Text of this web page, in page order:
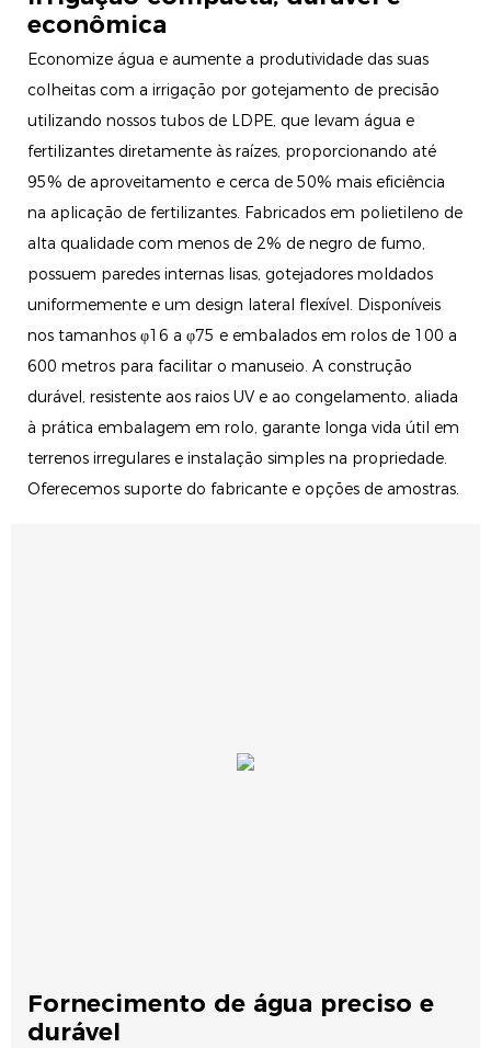
econômica
Economize água e aumente a produtividade das suas
colheitas com a irrigação por gotejamento de precisão
utilizando nossos tubos de LDPE, que levam água e
fertilizantes diretamente às raízes, proporcionando até
95% de aproveitamento e cerca de 50% mais eficiência
na aplicação de fertilizantes. Fabricados em polietileno de
alta qualidade com menos de 2% de negro de fumo,
possuem paredes internas lisas, gotejadores moldados
uniformemente e um design lateral flexível. Disponíveis
nos tamanhos φ16 a φ75 e embalados em rolos de 100 a
600 metros para facilitar o manuseio. A construção
durável, resistente aos raios UV e ao congelamento, aliada
à prática embalagem em rolo, garante longa vida útil em
terrenos irregulares e instalação simples na propriedade.
Oferecemos suporte do fabricante e opções de amostras.
Fornecimento de água preciso e
durável